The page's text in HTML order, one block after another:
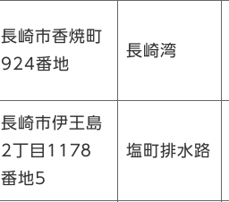
長崎市香焼町
924番地
長崎湾
長崎市伊王島
2丁目1178
番地5
塩町排水路